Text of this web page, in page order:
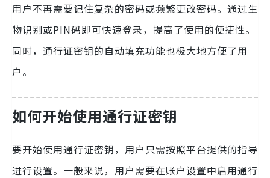
用户不再需要记住复杂的密码或频繁更改密码。通过生
物识别或PIN码即可快速登录，提高了使用的便捷性。
同时，通行证密钥的自动填充功能也极大地方便了用
户。
如何开始使用通行证密钥
要开始使用通行证密钥，用户只需按照平台提供的指导
进行设置。一般来说，用户需要在账户设置中启用通行